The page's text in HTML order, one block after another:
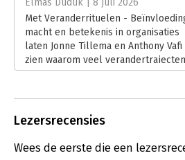
Met Veranderrituelen -
macht en betekenis in organisaties
laten Jonne Tillema en Anthony Vafi
zien waarom veel verandertrajecten
vastlopen én hoe rituelen daarbij
Elmas Duduk bespreekt een
verrassend praktisch boek dat laat
nieuw gedrag helpen verankeren.
Lezersrecensies
Wees de eerste die een